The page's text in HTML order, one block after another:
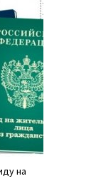
на